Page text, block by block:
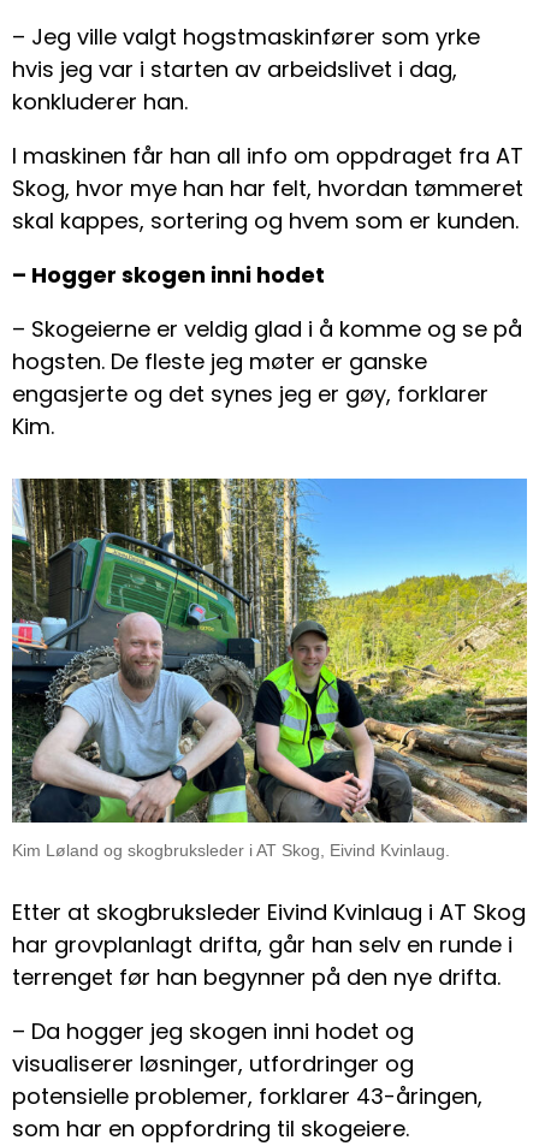
– Jeg ville valgt hogstmaskinfører som yrke
hvis jeg var i starten av arbeidslivet i dag,
konkluderer han.
I maskinen får han all info om oppdraget fra AT
Skog, hvor mye han har felt, hvordan tømmeret
skal kappes, sortering og hvem som er kunden.
– Hogger skogen inni hodet
– Skogeierne er veldig glad i å komme og se på
hogsten. De fleste jeg møter er ganske
engasjerte og det synes jeg er gøy, forklarer
Kim.
Kim Løland og skogbruksleder i AT Skog, Eivind Kvinlaug.
Etter at skogbruksleder Eivind Kvinlaug i AT Skog
har grovplanlagt drifta, går han selv en runde i
terrenget før han begynner på den nye drifta.
– Da hogger jeg skogen inni hodet og
visualiserer løsninger, utfordringer og
potensielle problemer, forklarer 43-åringen,
som har en oppfordring til skogeiere.